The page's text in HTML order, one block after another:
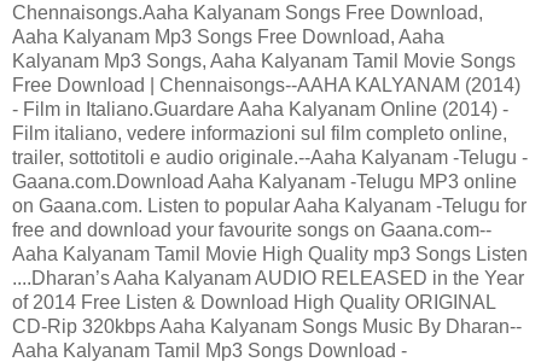
Chennaisongs.Aaha Kalyanam Songs Free Download,
Aaha Kalyanam Mp3 Songs Free Download, Aaha
Kalyanam Mp3 Songs, Aaha Kalyanam Tamil Movie Songs
Free Download | Chennaisongs--AAHA KALYANAM (2014)
- Film in Italiano.Guardare Aaha Kalyanam Online (2014) -
Film italiano, vedere informazioni sul film completo online,
trailer, sottotitoli e audio originale.--Aaha Kalyanam -Telugu -
Gaana.com.Download Aaha Kalyanam -Telugu MP3 online
on Gaana.com. Listen to popular Aaha Kalyanam -Telugu for
free and download your favourite songs on Gaana.com--
Aaha Kalyanam Tamil Movie High Quality mp3 Songs Listen
....Dharan’s Aaha Kalyanam AUDIO RELEASED in the Year
of 2014 Free Listen & Download High Quality ORIGINAL
CD-Rip 320kbps Aaha Kalyanam Songs Music By Dharan--
Aaha Kalyanam Tamil Mp3 Songs Download -